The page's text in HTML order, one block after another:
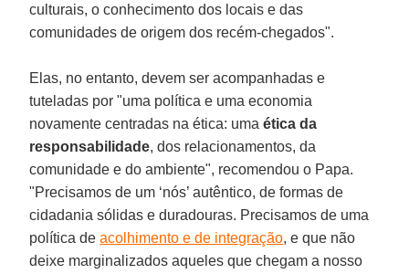
culturais, o conhecimento dos locais e das
comunidades de origem dos recém-chegados".
Elas, no entanto, devem ser acompanhadas e
tuteladas por "uma política e uma economia
novamente centradas na ética: umaética da
responsabilidade, dos relacionamentos, da
comunidade e do ambiente", recomendou o Papa.
"Precisamos de um ‘nós’ autêntico, de formas de
cidadania sólidas e duradouras. Precisamos de uma
política deacolhimento e de integração, e que não
deixe marginalizados aqueles que chegam a nosso